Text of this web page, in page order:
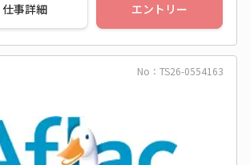
仕事詳細 エントリー
No：TS26-0554163